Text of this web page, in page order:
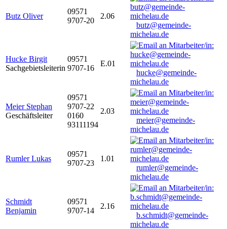
Butz Oliver
09571
9707-20
2.06
butz@gemeinde-
michelau.de
Hucke Birgit
Sachgebietsleiterin
09571
9707-16
E.01
hucke@gemeinde-
michelau.de
Meier Stephan
Geschäftsleiter
09571
9707-22
0160
93111194
2.03
meier@gemeinde-
michelau.de
Rumler Lukas
09571
9707-23
1.01
rumler@gemeinde-
michelau.de
Schmidt
Benjamin
09571
9707-14
2.16
b.schmidt@gemeinde-
michelau.de